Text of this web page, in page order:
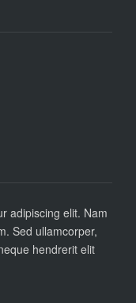
adipiscing elit. Nam
Sed ullamcorper,
hendrerit elit